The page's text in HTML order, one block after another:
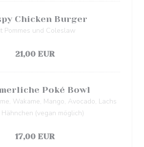
Chicken Burger
Pommes und Coleslaw
21,00 EUR
Poké Bowl
Wakame, Mango, Avocado, Lachs
(vegan möglich)
17,00 EUR